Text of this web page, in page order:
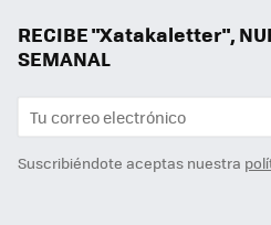
RECIBE "Xatakaletter",
SEMANAL
Suscribiéndote aceptas nuestra